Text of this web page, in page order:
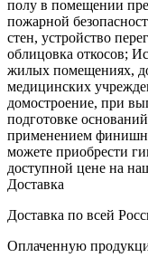
полу в помещении
пожарной
стен, устройство
облицовка откосов;
жилых помещениях,
медицинских
домостроение, при
подготовке
применением
можете приобрести
доступной цене на
Доставка
Доставка по всей
Оплаченную